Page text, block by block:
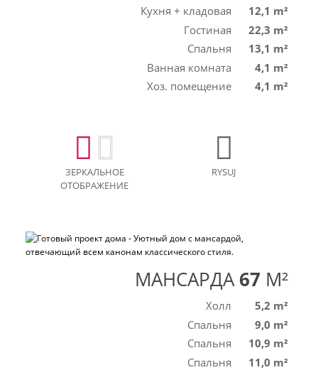
Кухня + кладовая
12,1 m²
Гостиная
22,3 m²
Спальня
13,1 m²
Ванная комната
4,1 m²
Хоз. помещение
4,1 m²
ЗЕРКАЛЬНОЕ
ОТОБРАЖЕНИЕ
RYSUJ
МАНСАРДА67 M²
Холл
5,2 m²
Спальня
9,0 m²
Спальня
10,9 m²
Спальня
11,0 m²